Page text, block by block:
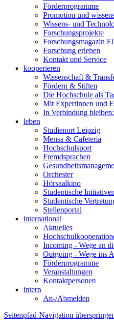
Förderprogramme
Promotion und
Wissens- und
Forschungsprojekte
Forschungsmagazin
Forschung erleben
Kontakt und Service
kooperieren
Wissenschaft &
Fördern & Stiften
Die Hochschule als
Mit Expertinnen und
In Verbindung
leben
Studienort Leipzig
Mensa & Cafeteria
Hochschulsport
Fremdsprachen
Orchester
Hörsaalkino
Studentische Initiativen
Studentische
Stellenportal
international
Aktuelles
Incoming - Wege an
Outgoing - Wege ins
Förderprogramme
Veranstaltungen
Kontaktpersonen
intern
An-/Abmelden
Seitenpfad-Navigation